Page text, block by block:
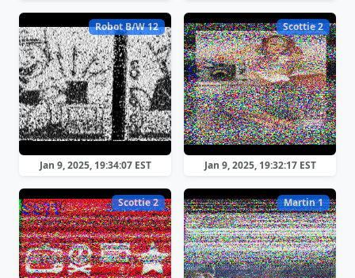
Robot B/W 12
Jan 9, 2025, 19:34:07 EST
Scottie 2
Jan 9, 2025, 19:32:17 EST
Scottie 2 Martin 1